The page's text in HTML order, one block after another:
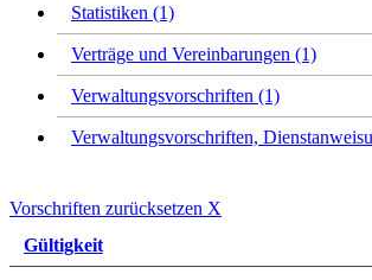
Statistiken (1)
Verträge und Vereinbarungen (1)
Verwaltungsvorschriften (1)
Verwaltungsvorschriften,
Vorschriften zurücksetzen X
Gültigkeit